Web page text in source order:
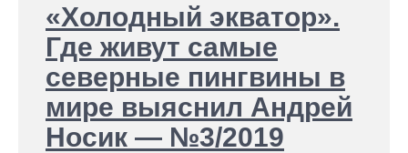
«Холодный экватор».
Где живут самые
северные пингвины в
мире выяснил Андрей
Носик — №3/2019